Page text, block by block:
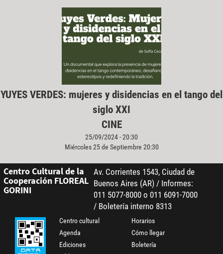
YUYES VERDES: mujeres y disidencias en el tango del
siglo XXI
CINE
25/09/2024 - 20:30
Miércoles 25 de Septiembre 20:30
Centro Cultural de la
Cooperación FLOREAL
GORINI
Av. Corrientes 1543, Ciudad de
Buenos Aires (AR) / Informes:
011 5077-8000 o 011 6091-7000
/ Boletería interno 8313
Centro cultural
Agenda
Ediciones
Horarios
Cómo llegar
Boletería